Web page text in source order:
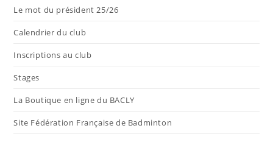
Le mot du président 25/26
Calendrier du club
Inscriptions au club
Stages
La Boutique en ligne du BACLY
Site Fédération Française de Badminton